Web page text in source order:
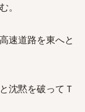
。
速道路を東へと
沈黙を破ってＴ